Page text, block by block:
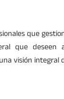
que
que deseen
visión integral